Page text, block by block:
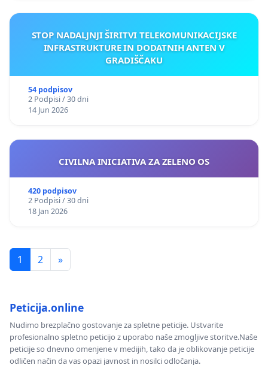
STOP NADALJNJI ŠIRITVI TELEKOMUNIKACIJSKE
INFRASTRUKTURE IN DODATNIH ANTEN V
GRADIŠČAKU
54 podpisov
2 Podpisi / 30 dni
14 Jun 2026
CIVILNA INICIATIVA ZA ZELENO OS
420 podpisov
2 Podpisi / 30 dni
18 Jan 2026
1 2 »
Peticija.online
Nudimo brezplačno gostovanje za spletne peticije. Ustvarite
profesionalno spletno peticijo z uporabo naše zmogljive storitve.Naše
peticije so dnevno omenjene v medijih, tako da je oblikovanje peticije
odličen način da vas opazi javnost in nosilci odločanja.